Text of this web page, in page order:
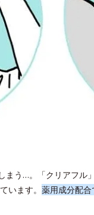
まう…。「クリアフル
います。 薬用成分配